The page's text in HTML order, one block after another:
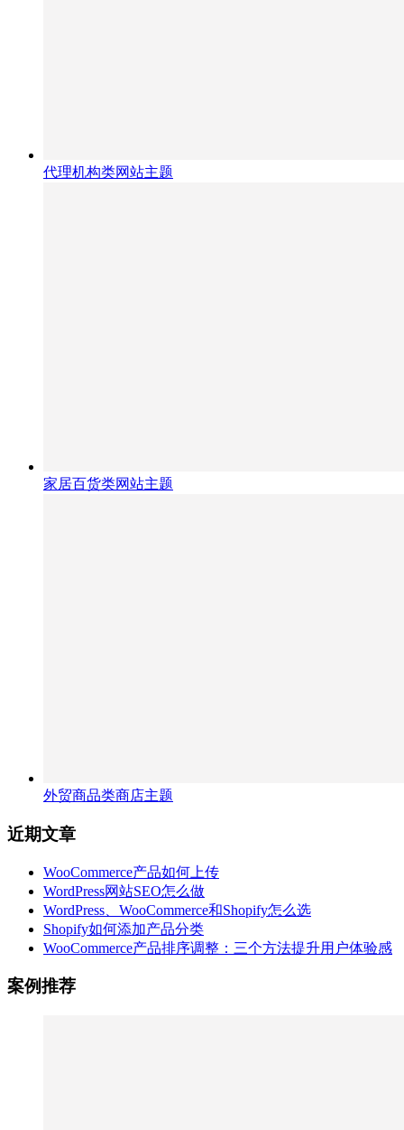
代理机构类网站主题
家居百货类网站主题
外贸商品类商店主题
近期文章
WooCommerce产品如何上传
WordPress网站SEO怎么做
WordPress、WooCommerce和Shopify怎么选
Shopify如何添加产品分类
WooCommerce产品排序调整：三个方法提升用户体验感
案例推荐